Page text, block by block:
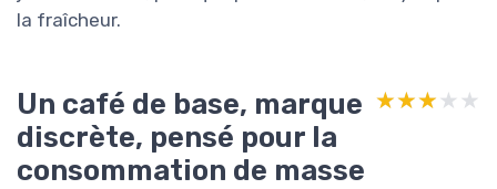
la fraîcheur.
Un café de base, marque
discrète, pensé pour la
consommation de masse
★★★★★
★★★★★